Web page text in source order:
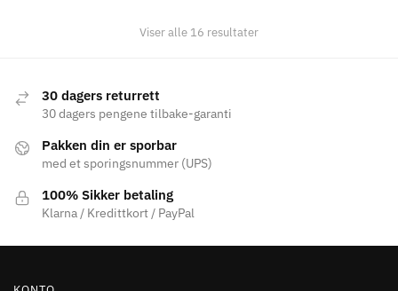
Viser alle 16 resultaterSortert
30 dagers returrett
30 dagers pengene tilbake-garanti
Pakken din er sporbar
med et sporingsnummer (UPS)
100% Sikker betaling
Klarna / Kredittkort / PayPal